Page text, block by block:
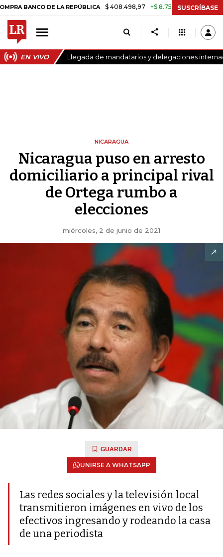
DE LA REPÚBLICA $ 408.498,97 +$ 8.753,81 +2,19% TASA
SUSCRÍBASE
EN VIVO Llegada de mandatarios y delegaciones
NICARAGUA
Nicaragua puso en arresto
domiciliario a principal rival
de Ortega rumbo a
elecciones
miércoles, 2 de junio de 2021
GUARDAR
UNIRSE A WHATSAPP
Las redes sociales y la televisión local
transmitieron imágenes en vivo de los
efectivos ingresando y rodeando la casa
de una periodista